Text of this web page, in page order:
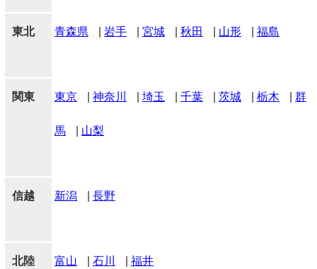
東北 青森県 岩手 宮城 秋田 山形 福島
関東 東京 神奈川 埼玉 千葉 茨城 栃木 群
馬 山梨
信越 新潟 長野
北陸 富山 石川 福井